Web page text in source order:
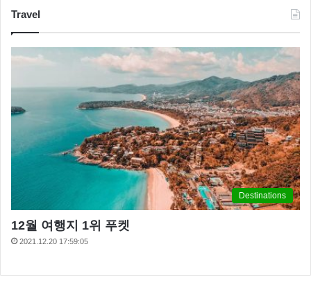
Travel
Destinations
12월 여행지 1위 푸켓
2021.12.20 17:59:05